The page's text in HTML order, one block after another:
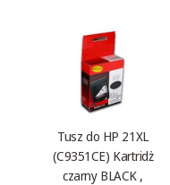
Tusz do HP 21XL
(C9351CE) Kartridż
czarny BLACK ,